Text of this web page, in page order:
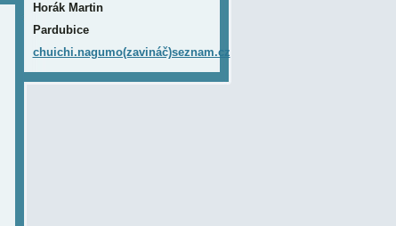
Horák Martin
Pardubice
chuichi.nagumo(zavináč)seznam.cz